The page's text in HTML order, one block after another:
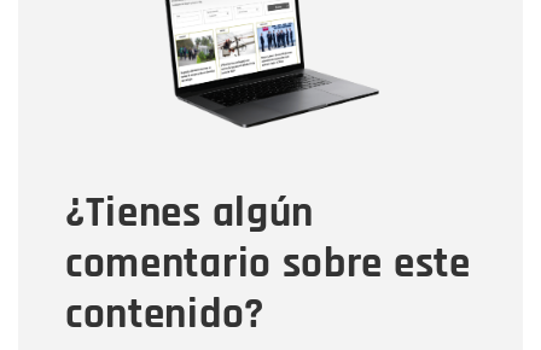
¿Tienes algún
comentario sobre este
contenido?
Correo electrónico
Tipo de comentario
Mensaje